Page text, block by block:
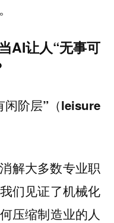
AI让人“无事可
闲阶层”（leisure
解大多数专业职
们见证了机械化
压缩制造业的人